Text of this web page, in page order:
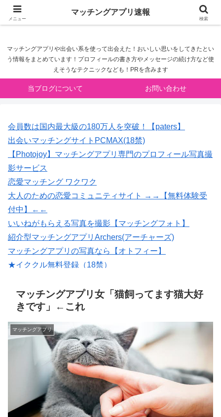
マッチングアプリ速報
マッチングアプリや出会い系を使って出会えた！おいしい思いをしてきたとい
う情報をまとめています！プロフィールの書き方やメッセージの続け方など使
えそうなテクニックなども！PRを含みます
当ブログについて お問い合わせ
会員数は国内最大級の180万人を突破！【paters】
出会いマッチングサイトPCMAX(18禁)
【Photojoy】マッチングアプリ専門のプロフィール写真撮
影サービス
恋愛マッチング ワクワク
大人のための恋愛コミュニティサイト →→【無料体験受
付中】←←
いいねがもらえる写真を撮影【マッチングフォト】
紹介型マッチングアプリArchers(アーチャーズ)
マッチングアプリの写真なら【オトフィー】
★イククル無料登録（18禁）
集/R18
マッチングアプリ女「猫飼ってます猫大好
きです」←これ
マッチングアプリ
メニュー
マッチングアプリ速報
検索